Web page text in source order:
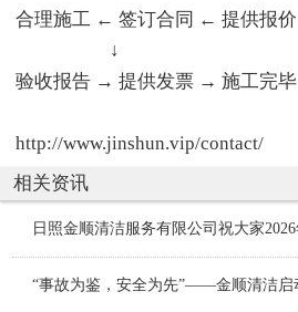
合理施工 ← 签订合同 ← 提供报价
↓
验收报告 → 提供发票 → 施工完毕
http://www.jinshun.vip/contact/
相关资讯